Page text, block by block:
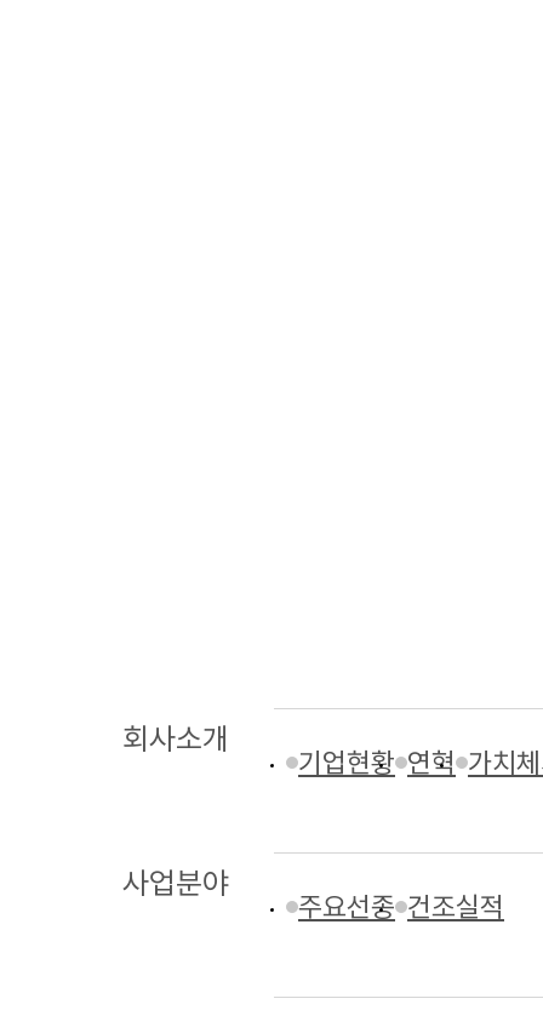
회사소개
기업현황 연혁 가치
사업분야
주요선종 건조실적